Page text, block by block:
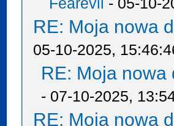
RE: Moja nowa
05-10-2025,
RE: Moja
- 07-10-2025,
RE: Moja nowa